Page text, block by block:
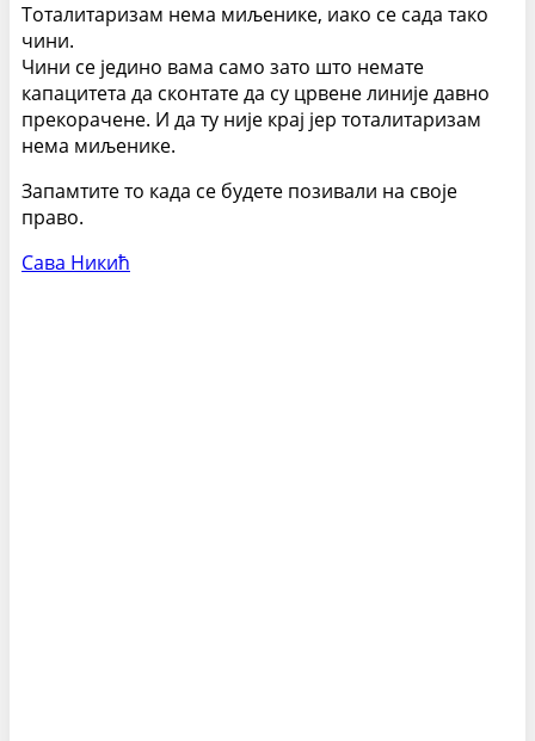
Тоталитаризам нема миљенике, иако се сада тако
чини.
Чини се једино вама само зато што немате
капацитета да сконтате да су црвене линије давно
прекорачене. И да ту није крај јер тоталитаризам
нема миљенике.
Запамтите то када се будете позивали на своје
право.
Сава Никић